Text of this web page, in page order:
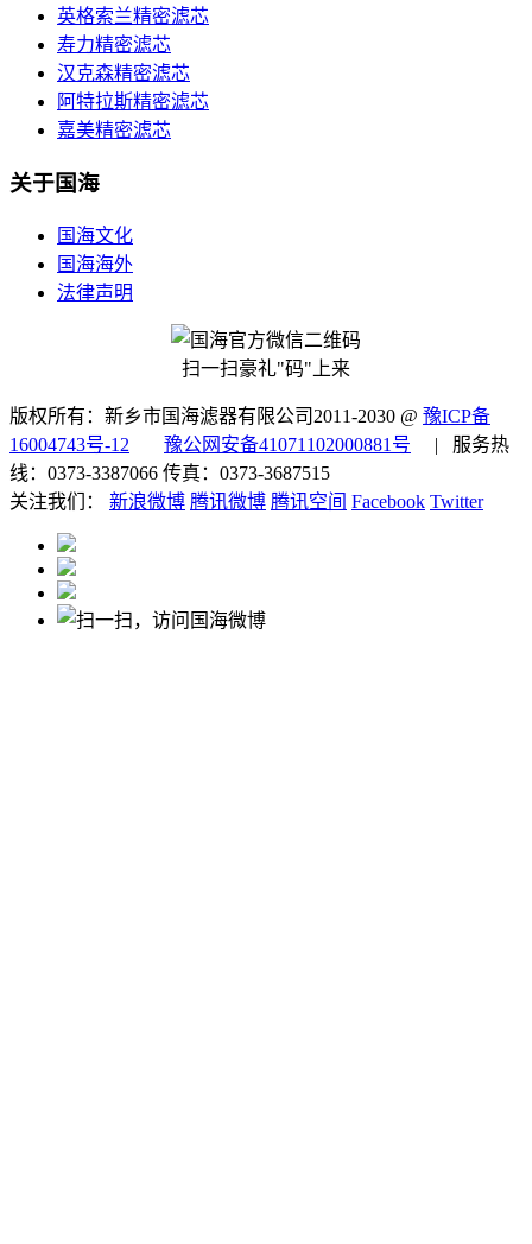
英格索兰精密滤芯
寿力精密滤芯
汉克森精密滤芯
阿特拉斯精密滤芯
嘉美精密滤芯
关于国海
国海文化
国海海外
法律声明
扫一扫豪礼"码"上来
版权所有：新乡市国海滤器有限公司2011-2030 @ 豫ICP备
16004743号-12
豫公网安备41071102000881号
| 服务热
线：0373-3387066 传真：0373-3687515
关注我们：
新浪微博 腾讯微博 腾讯空间 Facebook Twitter